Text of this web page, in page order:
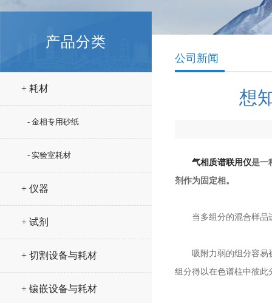
产品分类
+ 耗材
- 金相专用砂纸
- 实验室耗材
+ 仪器
+ 试剂
+ 切割设备与耗材
+ 镶嵌设备与耗材
公司新闻
想
气相质谱联用仪是一
剂作为固定相。
当多组分的混合样品进
吸附力弱的组分容易被
组分得以在色谱柱中彼此